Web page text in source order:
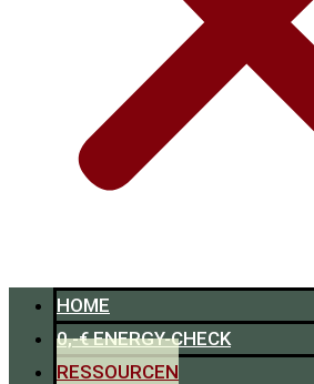
HOME
0,-€ ENERGY-CHECK
RESSOURCEN